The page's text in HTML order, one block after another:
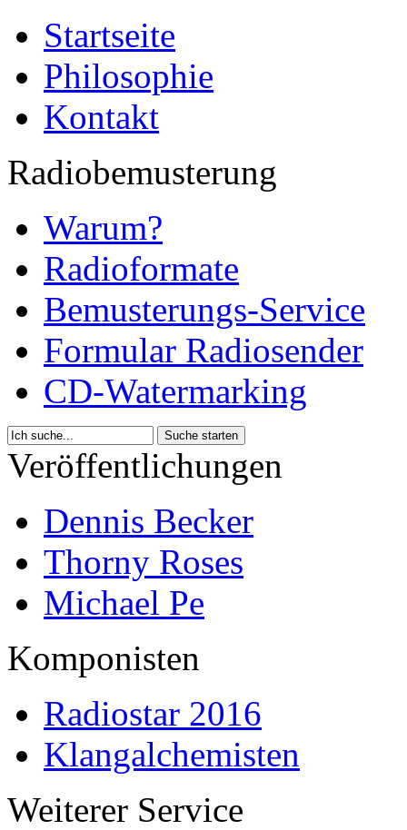
Startseite
Philosophie
Kontakt
Radiobemusterung
Warum?
Radioformate
Bemusterungs-Service
Formular Radiosender
CD-Watermarking
Veröffentlichungen
Dennis Becker
Thorny Roses
Michael Pe
Komponisten
Radiostar 2016
Klangalchemisten
Weiterer Service